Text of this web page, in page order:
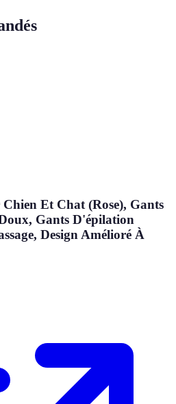
Et Chat (Rose), Gants
Gants D'épilation
Design Amélioré À